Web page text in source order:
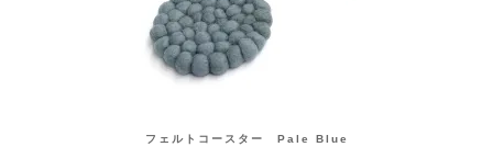
フェルトコースター Pale Blue